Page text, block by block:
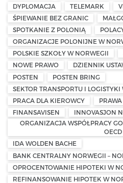
DYPLOMACJA
TELEMARK
ŚPIEWANIE BEZ GRANIC
SPOTKANIE Z POLONIĄ
ORGANIZACJE POLONIJNE W
POLSKIE SZKOŁY W NORWEGII
NOWE PRAWO
DZIENNIK
POSTEN
POSTEN BRING
SEKTOR TRANSPORTU I
PRACA DLA KIEROWCY
FINANSAVISEN
INNOVASJON
ORGANIZACJA WSPÓŁPRACY
OECD
IDA WOLDEN BACHE
BANK CENTRALNY NORWEGII –
OPROCENTOWANIE HIPOTEKI W
REFINANSOWANIE HIPOTEK W